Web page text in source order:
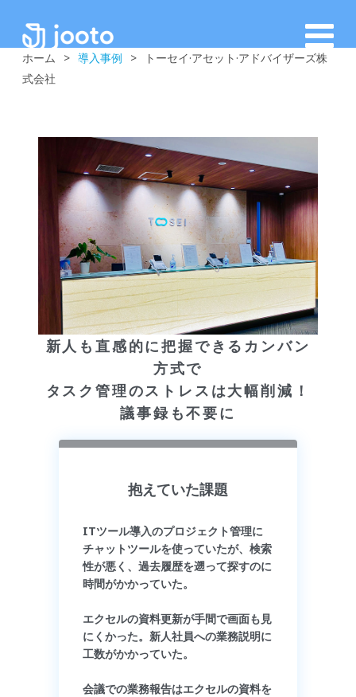
ホーム > 導入事例 >
トーセイ·アセット·アドバイザーズ株
式会社
新人も直感的に把握できるカンバン
方式で
タスク管理のストレスは大幅削減！
議事録も不要に
抱えていた課題
ITツール導入のプロジェクト管理に
チャットツールを使っていたが、検索
性が悪く、過去履歴を遡って探すのに
時間がかかっていた。
エクセルの資料更新が手間で画面も見
にくかった。新人社員への業務説明に
工数がかかっていた。
会議での業務報告はエクセルの資料を